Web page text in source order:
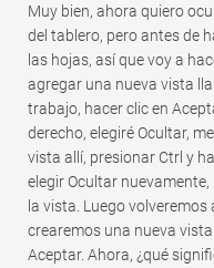
Muy bien, ahora quiero
del tablero, pero antes de
las hojas, así que voy a
agregar una nueva vista
trabajo, hacer clic en
derecho, elegiré Ocultar,
vista allí, presionar Ctrl y
elegir Ocultar
la vista. Luego
crearemos una nueva
Aceptar. Ahora, ¿qué